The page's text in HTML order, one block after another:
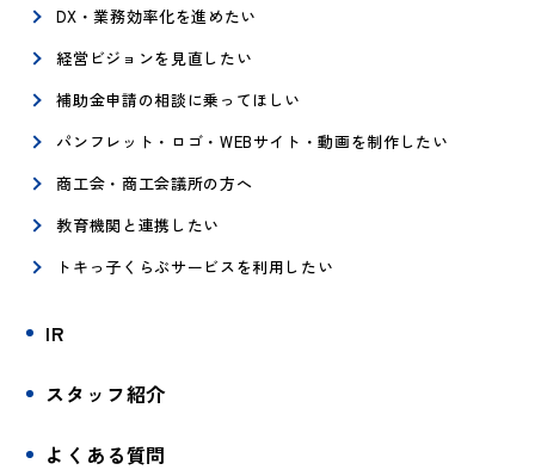
DX・業務効率化を進めたい
経営ビジョンを見直したい
補助金申請の相談に乗ってほしい
パンフレット・ロゴ・WEBサイト・動画を制作したい
商工会・商工会議所の方へ
教育機関と連携したい
トキっ子くらぶサービスを利用したい
IR
スタッフ紹介
よくある質問